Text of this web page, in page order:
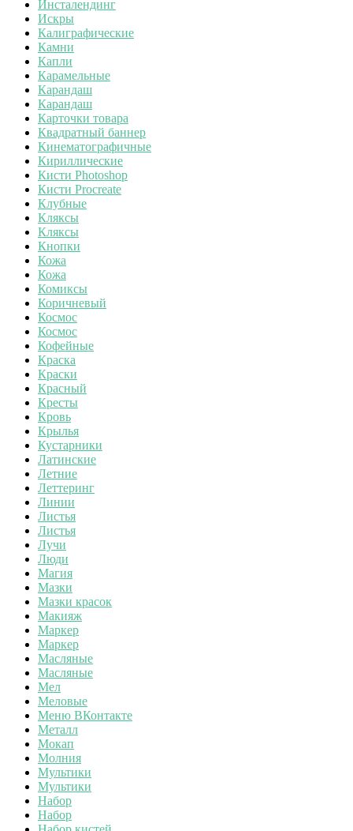
Инсталендинг
Искры
Калиграфические
Камни
Капли
Карамельные
Карандаш
Карандаш
Карточки товара
Квадратный баннер
Кинематографичные
Кириллические
Кисти Photoshop
Кисти Procreate
Клубные
Кляксы
Кляксы
Кнопки
Кожа
Кожа
Комиксы
Коричневый
Космос
Космос
Кофейные
Краска
Краски
Красный
Кресты
Кровь
Крылья
Кустарники
Латинские
Летние
Леттеринг
Линии
Листья
Листья
Лучи
Люди
Магия
Мазки
Мазки красок
Макияж
Маркер
Маркер
Масляные
Масляные
Мел
Меловые
Меню ВКонтакте
Металл
Мокап
Молния
Мультики
Мультики
Набор
Набор